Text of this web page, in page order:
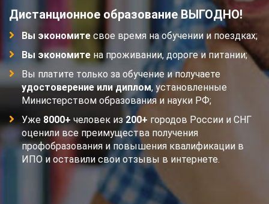
Дистанционное образование ВЫГОДНО!
Вы экономите свое время на обучении и поездках;
Вы экономите на проживании, дороге и питании;
Вы платите только за обучение и получаете
удостоверение или диплом, установленные
Министерством образования и науки РФ;
Уже 8000+ человек из200+ городов России и СНГ
оценили все преимущества получения
профобразования и повышения квалификации в
ИПО и оставили свои отзывы в интернете.